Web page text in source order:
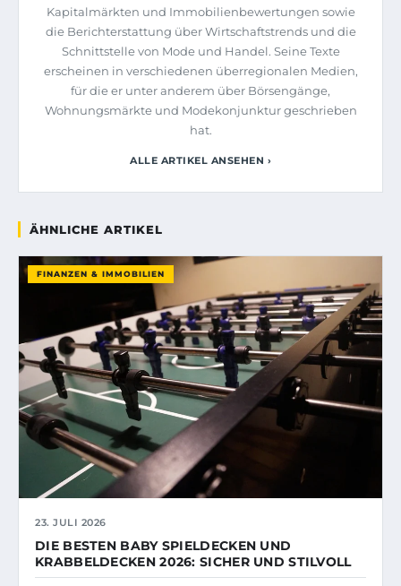
Kapitalmärkten und Immobilienbewertungen sowie
die Berichterstattung über Wirtschaftstrends und die
Schnittstelle von Mode und Handel. Seine Texte
erscheinen in verschiedenen überregionalen Medien,
für die er unter anderem über Börsengänge,
Wohnungsmärkte und Modekonjunktur geschrieben
hat.
ALLE ARTIKEL ANSEHEN ›
ÄHNLICHE ARTIKEL
FINANZEN & IMMOBILIEN
23. JULI 2026
DIE BESTEN BABY SPIELDECKEN UND
KRABBELDECKEN 2026: SICHER UND STILVOLL